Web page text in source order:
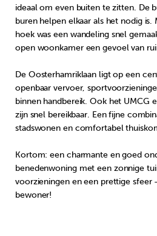
ideaal om even buiten te zitten. De
buren helpen elkaar als het nodig
hoek was een wandeling snel
open woonkamer een gevoel van
De Oosterhamriklaan ligt op een
openbaar vervoer,
binnen handbereik. Ook het UMCG
zijn snel bereikbaar. Een fijne
stadswonen en comfortabel
Kortom: een charmante en goed
benedenwoning met een zonnige
voorzieningen en een prettige sfeer
bewoner!